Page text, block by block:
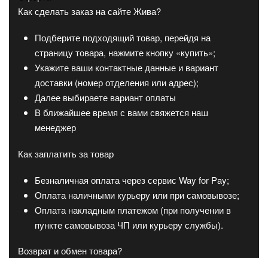
Как сделать заказ на сайте Жива?
Подберите подходящий товар, перейдя на
страницу товара, нажмите кнопку «купить»;
Укажите ваши контактные данные и вариант
доставки (номер отделения или адрес);
Далее выбираете вариант оплаты
В ближайшее время с вами свяжется наш
менеджер
Как заплатить за товар
Безналичная оплата через сервис Way for Pay;
Оплата наличными курьеру или при самовывозе;
Оплата накладным платежом (при получении в
пункте самовывоза ЧП или курьеру службы).
Возврат и обмен товара?